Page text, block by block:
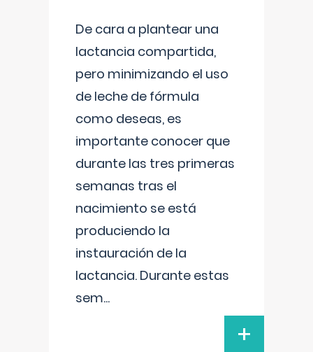
De cara a plantear una
lactancia compartida,
pero minimizando el uso
de leche de fórmula
como deseas, es
importante conocer que
durante las tres primeras
semanas tras el
nacimiento se está
produciendo la
instauración de la
lactancia. Durante estas
sem...
+